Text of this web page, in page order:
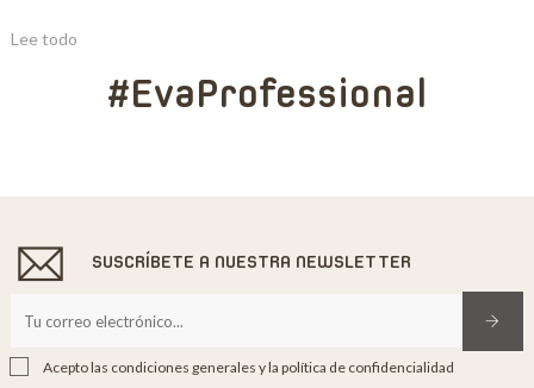
Lee todo
#EvaProfessional
SUSCRÍBETE A NUESTRA NEWSLETTER
Acepto las condiciones generales y la política de confidencialidad